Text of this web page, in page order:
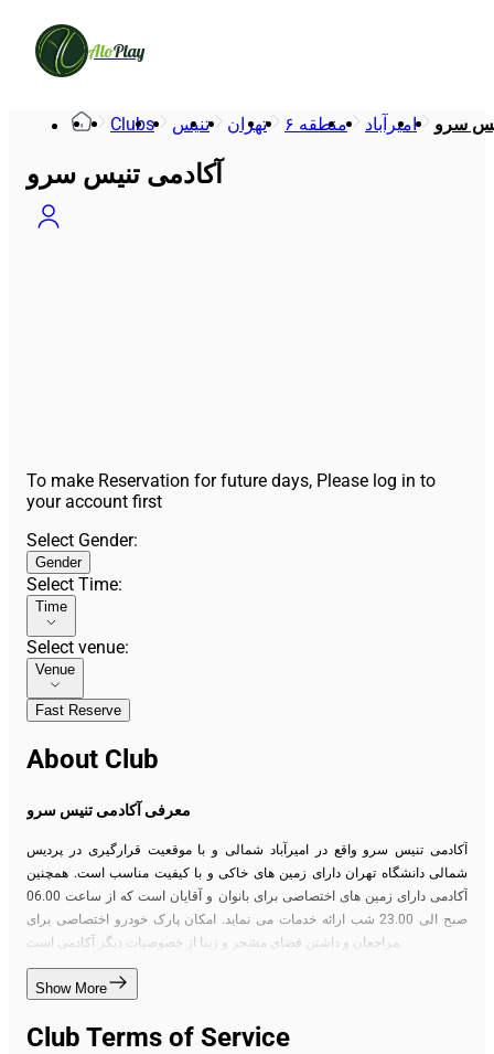
AloPlay
Clubs تنیس تهران منطقه ۶ امیرآباد سرو
آکادمی تنیس سرو
To make Reservation for future days, Please log in to
your account first
Select Gender:
Gender
Select Time:
Time
Select venue:
Venue
Fast Reserve
About Club
معرفی آکادمی تنیس سرو
آکادمی تنیس سرو واقع در امیرآباد شمالی و با موقعیت قرارگیری در پردیس
شمالی دانشگاه تهران دارای زمین های خاکی و با کیفیت مناسب است. همچنین
آکادمی دارای زمین های اختصاصی برای بانوان و آقایان است که از ساعت 06.00
صبح الی 23.00 شب ارائه خدمات می نماید. امکان پارک خودرو اختصاصی برای
Show More
Club Terms of Service